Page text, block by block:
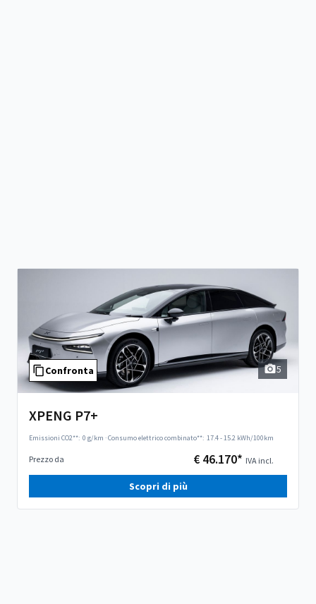
Confronta 5
XPENG P7+
Emissioni CO2**: 0 g/km ·Consumo elettrico combinato**: 17.4 - 15.2 kWh/100km
Prezzo da € 46.170* IVA incl.
Scopri di più